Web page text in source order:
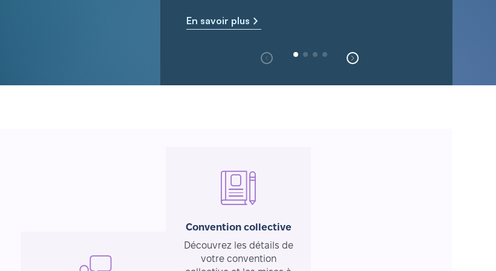
En savoir plus
Convention collective
Découvrez les détails de
votre convention